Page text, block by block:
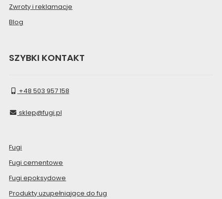
Zwroty i reklamacje
Blog
SZYBKI KONTAKT
+48 503 957 158
sklep@fugi.pl
Fugi
Fugi cementowe
Fugi epoksydowe
Produkty uzupełniające do fug